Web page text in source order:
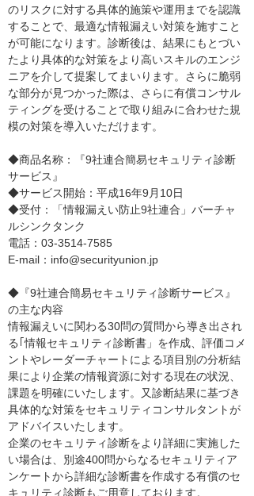
のリスクに対する具体的施策や運用までを認識
することで、最適な情報漏えい対策を施すこと
が可能になります。診断後は、結果にもとづい
たより具体的な対策をより高いスキルのエンジ
ニアを介して提案してまいります。さらに脆弱
な部分が見つかった際は、さらに有償コンサル
ティングを受けることで取り組みに合わせた規
模の対策を導入いただけます。
◆商品名称：『9社連合簡易セキュリティ診断
サービス』
◆サービス開始：平成16年9月10日
◆受付：「情報漏えい防止9社連合」バーチャ
ルシンクタンク
電話：03-3514-7585
E-mail：info@securityunion.jp
◆『9社連合簡易セキュリティ診断サービス』
の主な内容
情報漏えいに関わる30問の質問から導き出され
る｢情報セキュリティ診断書」を作成、評価コメ
ントやレーダーチャートによる項目別の分析結
果により企業の情報資源に対する現在の状況、
課題を明確にいたします。又診断結果に基づき
具体的な対策をセキュリティコンサルタントが
アドバイスいたします。
企業のセキュリティ診断をより詳細に実施した
い場合は、別途400問からなるセキュリティア
ンケートから詳細な診断書を作成する有償のセ
キュリティ診断もご用意しております。